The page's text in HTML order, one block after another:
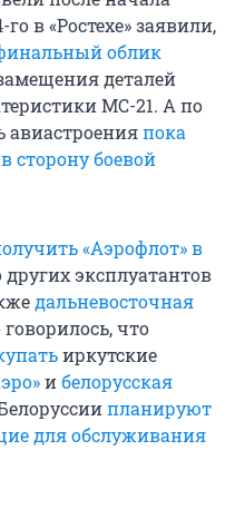
в «Ростехе» заявили,
облик
деталей
МС-21. А по
авиастроенияпока
сторону боевой
«Аэрофлот» в
других эксплуатантов
дальневосточная
что
иркутские
ибелорусская
планируют
для обслуживания